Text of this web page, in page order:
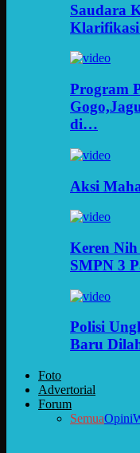
Saudara
Klarifikasi
Program
di…
Aksi
Keren
SMPN 3
Polisi
Baru
Foto
Advertorial
Forum
SemuaOpini